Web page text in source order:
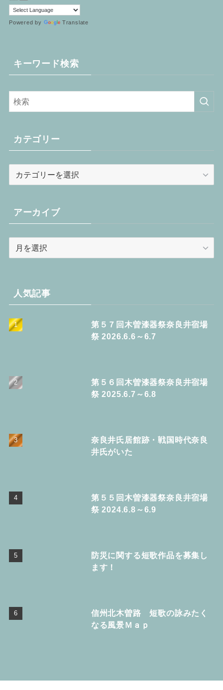
Powered by Translate
キーワード検索
カテゴリー
リ
ー
アーカイブ
ブ人気記事
第５７回木曽漆器祭奈良井宿場
祭 2026.6.6～6.7
第５６回木曽漆器祭奈良井宿場
祭 2025.6.7～6.8
奈良井氏居館跡・戦国時代奈良
井氏がいた
第５５回木曽漆器祭奈良井宿場
祭 2024.6.8～6.9
防災に関する短歌作品を募集し
ます！
信州北木曽路 短歌の詠みたく
なる風景Ｍａｐ